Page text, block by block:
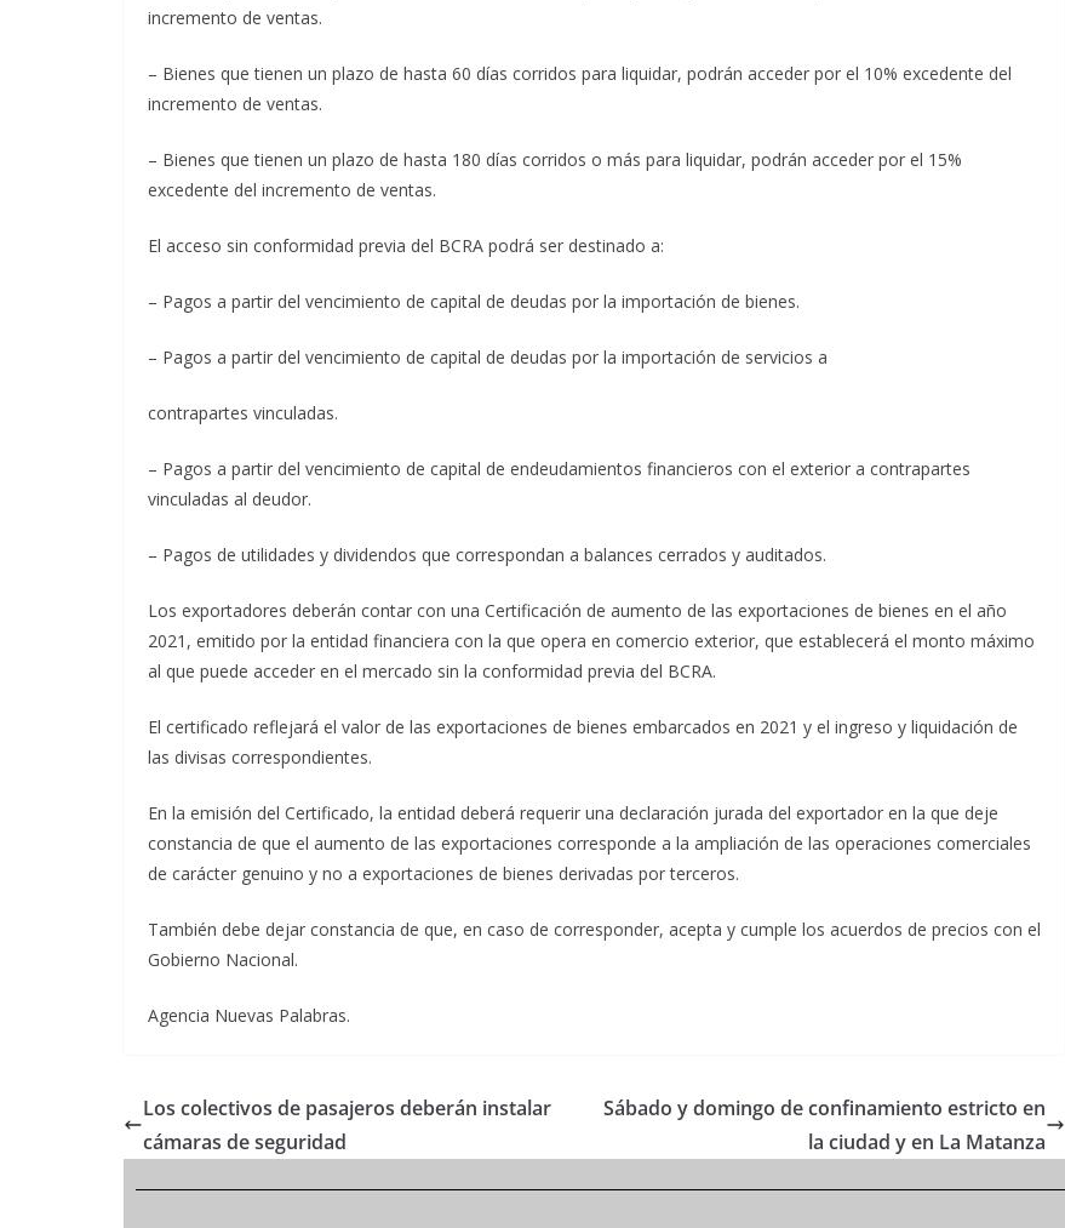
incremento de ventas.
– Bienes que tienen un plazo de hasta 60 días corridos para liquidar, podrán acceder por el 10% excedente del
incremento de ventas.
– Bienes que tienen un plazo de hasta 180 días corridos o más para liquidar, podrán acceder por el 15%
excedente del incremento de ventas.
El acceso sin conformidad previa del BCRA podrá ser destinado a:
– Pagos a partir del vencimiento de capital de deudas por la importación de bienes.
– Pagos a partir del vencimiento de capital de deudas por la importación de servicios a
contrapartes vinculadas.
– Pagos a partir del vencimiento de capital de endeudamientos financieros con el exterior a contrapartes
vinculadas al deudor.
– Pagos de utilidades y dividendos que correspondan a balances cerrados y auditados.
Los exportadores deberán contar con una Certificación de aumento de las exportaciones de bienes en el año
2021, emitido por la entidad financiera con la que opera en comercio exterior, que establecerá el monto máximo
al que puede acceder en el mercado sin la conformidad previa del BCRA.
El certificado reflejará el valor de las exportaciones de bienes embarcados en 2021 y el ingreso y liquidación de
las divisas correspondientes.
En la emisión del Certificado, la entidad deberá requerir una declaración jurada del exportador en la que deje
constancia de que el aumento de las exportaciones corresponde a la ampliación de las operaciones comerciales
de carácter genuino y no a exportaciones de bienes derivadas por terceros.
También debe dejar constancia de que, en caso de corresponder, acepta y cumple los acuerdos de precios con el
Gobierno Nacional.
Agencia Nuevas Palabras.
Los colectivos de pasajeros deberán instalar
cámaras de seguridad
Sábado y domingo de confinamiento estricto en
la ciudad y en La Matanza